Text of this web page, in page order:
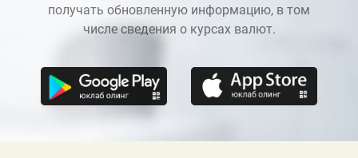
получать обновленную информацию, в том
числе сведения о курсах валют.